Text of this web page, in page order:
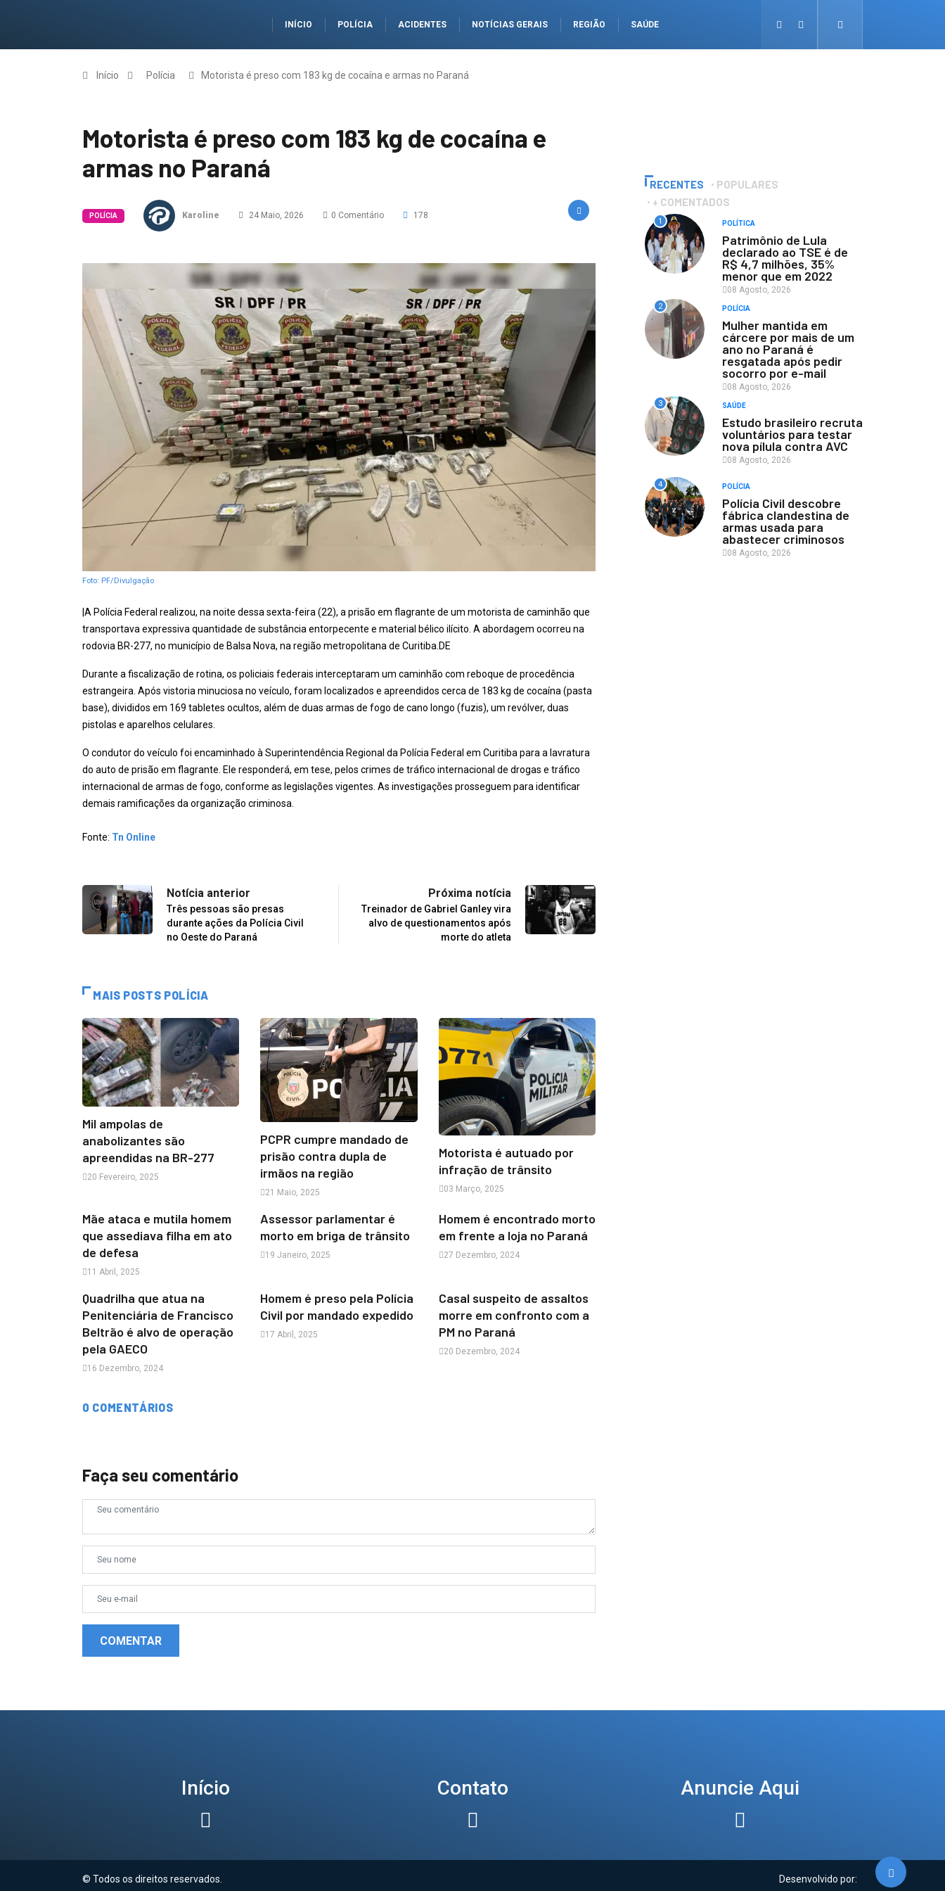
INÍCIO POLÍCIA ACIDENTES NOTÍCIAS GERAIS REGIÃO SAÚDE
Início Polícia Motorista é preso com 183 kg de cocaína e armas no Paraná
Motorista é preso com 183 kg de cocaína e
armas no Paraná
POLÍCIA Karoline 24 Maio, 2026 0 Comentário 178
Foto: PF/Divulgação
|A Polícia Federal realizou, na noite dessa sexta-feira (22), a prisão em flagrante de um motorista de caminhão que
transportava expressiva quantidade de substância entorpecente e material bélico ilícito. A abordagem ocorreu na
rodovia BR-277, no município de Balsa Nova, na região metropolitana de Curitiba.DE
Durante a fiscalização de rotina, os policiais federais interceptaram um caminhão com reboque de procedência
estrangeira. Após vistoria minuciosa no veículo, foram localizados e apreendidos cerca de 183 kg de cocaína (pasta
base), divididos em 169 tabletes ocultos, além de duas armas de fogo de cano longo (fuzis), um revólver, duas
pistolas e aparelhos celulares.
O condutor do veículo foi encaminhado à Superintendência Regional da Polícia Federal em Curitiba para a lavratura
do auto de prisão em flagrante. Ele responderá, em tese, pelos crimes de tráfico internacional de drogas e tráfico
internacional de armas de fogo, conforme as legislações vigentes. As investigações prosseguem para identificar
demais ramificações da organização criminosa.
Fonte: Tn Online
Notícia anterior
Três pessoas são presas
durante ações da Polícia Civil
no Oeste do Paraná
Próxima notícia
Treinador de Gabriel Ganley vira
alvo de questionamentos após
morte do atleta
MAIS POSTS POLÍCIA
Mil ampolas de
anabolizantes são
apreendidas na BR-277
20 Fevereiro, 2025
PCPR cumpre mandado de
prisão contra dupla de
irmãos na região
21 Maio, 2025
Motorista é autuado por
infração de trânsito
03 Março, 2025
Mãe ataca e mutila homem
que assediava filha em ato
de defesa
11 Abril, 2025
Assessor parlamentar é
morto em briga de trânsito
19 Janeiro, 2025
Homem é encontrado morto
em frente a loja no Paraná
27 Dezembro, 2024
Quadrilha que atua na
Penitenciária de Francisco
Beltrão é alvo de operação
pela GAECO
16 Dezembro, 2024
Homem é preso pela Polícia
Civil por mandado expedido
17 Abril, 2025
Casal suspeito de assaltos
morre em confronto com a
PM no Paraná
20 Dezembro, 2024
0 COMENTÁRIOS
Faça seu comentário
COMENTAR
RECENTES
POPULARES
+ COMENTADOS
1 POLÍTICA
Patrimônio de Lula
declarado ao TSE é de
R$ 4,7 milhões, 35%
menor que em 2022
08 Agosto, 2026
2 POLÍCIA
Mulher mantida em
cárcere por mais de um
ano no Paraná é
resgatada após pedir
socorro por e-mail
08 Agosto, 2026
3 SAÚDE
Estudo brasileiro recruta
voluntários para testar
nova pílula contra AVC
08 Agosto, 2026
4 POLÍCIA
Polícia Civil descobre
fábrica clandestina de
armas usada para
abastecer criminosos
08 Agosto, 2026
Início Contato Anuncie Aqui
© Todos os direitos reservados. Desenvolvido por: